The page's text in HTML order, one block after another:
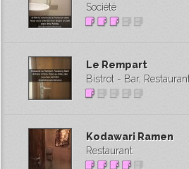
Société
Le Rempart
Bistrot - Bar,
Kodawari Ramen
Restaurant